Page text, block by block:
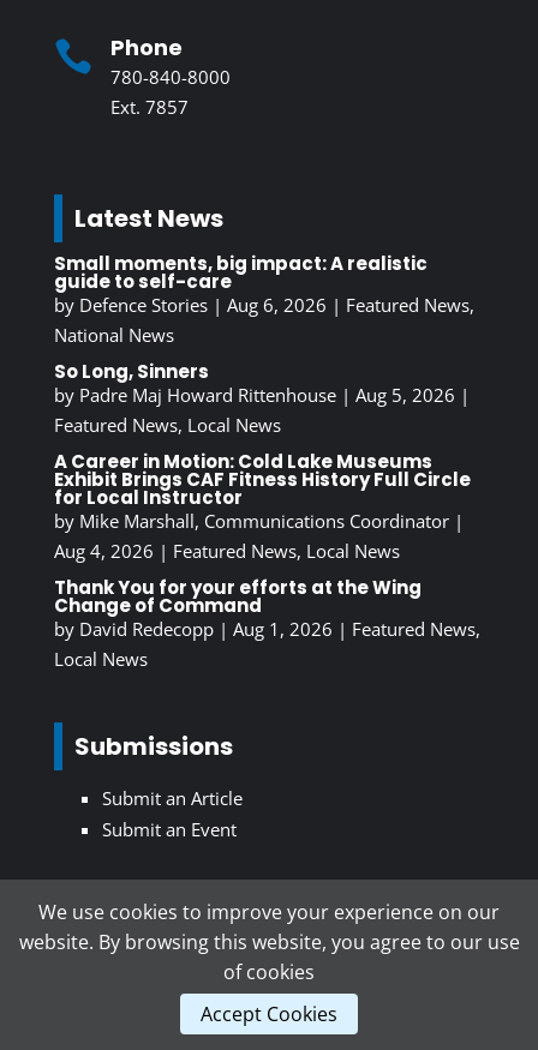
 Phone
780-840-8000
Ext. 7857
Latest News
Small moments, big impact: A realistic
guide to self-care
by Defence Stories| Aug 6, 2026 | Featured News,
National News
So Long, Sinners
by Padre Maj Howard Rittenhouse| Aug 5, 2026 |
Featured News, Local News
A Career in Motion: Cold Lake Museums
Exhibit Brings CAF Fitness History Full Circle
for Local Instructor
by Mike Marshall, Communications Coordinator|
Aug 4, 2026 | Featured News, Local News
Thank You for your efforts at the Wing
Change of Command
by David Redecopp| Aug 1, 2026 | Featured News,
Local News
Submissions
Submit an Article
Submit an Event
Subscribe To Our Newsletter
We use cookies to improve your experience on our
website. By browsing this website, you agree to our use
of cookies
Accept Cookies